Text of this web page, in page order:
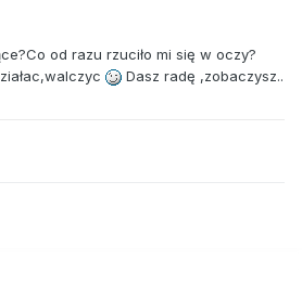
od razu rzuciło mi się w oczy?
Dasz radę ,zobaczysz..